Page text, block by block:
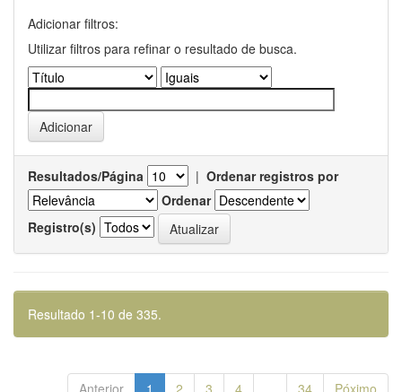
Adicionar filtros:
Utilizar filtros para refinar o resultado de busca.
Resultados/Página | Ordenar registros por
Ordenar
Registro(s)
Resultado 1-10 de 335.
Anterior 1 2 3 4 ... 34 Póximo